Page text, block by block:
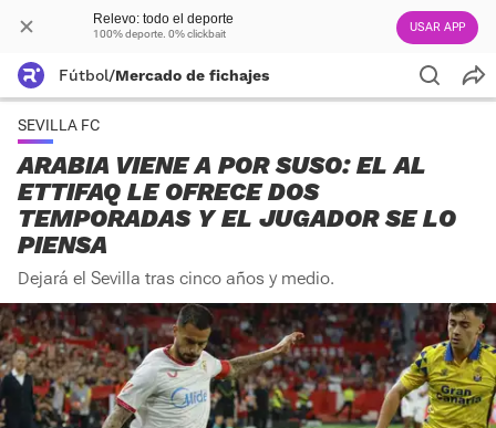
Relevo: todo el deporte
100% deporte. 0% clickbait USAR APP
Fútbol/Mercado de fichajes
SEVILLA FC
ARABIA VIENE A POR SUSO: EL AL
ETTIFAQ LE OFRECE DOS
TEMPORADAS Y EL JUGADOR SE LO
PIENSA
Dejará el Sevilla tras cinco años y medio.